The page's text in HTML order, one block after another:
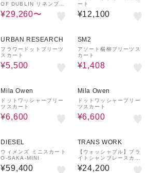
OF DUBLIN リネンプリ
ーツスカート
¥29,260〜
ート
¥12,100
URBAN RESEARCH
フラワードットプリーツ
スカート
¥5,500
SM2
アソート楊柳プリーツス
カート
¥1,408
Mila Owen
ドットワッシャープリー
ツスカート
¥6,600
Mila Owen
ドットワッシャープリー
ツスカート
¥6,600
DIESEL
ウィメンズ ミニスカート
O-SAKA-MINI
¥59,400
TRANS WORK
【ウォッシャブル】ブラ
イトシャンブレースカー
ト
¥24,200